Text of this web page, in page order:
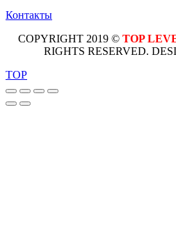
Контакты
COPYRIGHT 2019 © TOP
RIGHTS RESERVED.
TOP